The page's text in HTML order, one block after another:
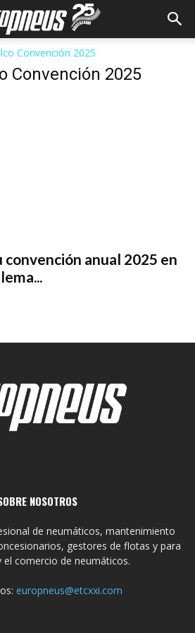
Convención 2025
Convención 2025
convención anual 2025 en
NOSOTROS
de neumáticos, mantenimiento
gestores de flotas y para
el comercio de neumáticos.
europneus@etcxxi.com